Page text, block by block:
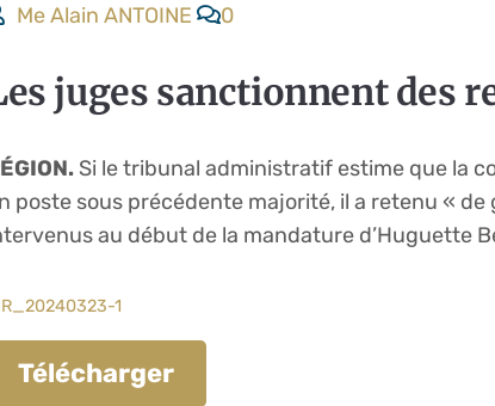
Me Alain ANTOINE 0
juges sanctionnent des
Si le tribunal administratif estime que la
poste sous précédente majorité, il a retenu «
au début de la mandature d’Huguette
1
Télécharger